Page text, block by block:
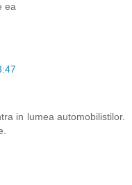
ea
in lumea automobilistilor.